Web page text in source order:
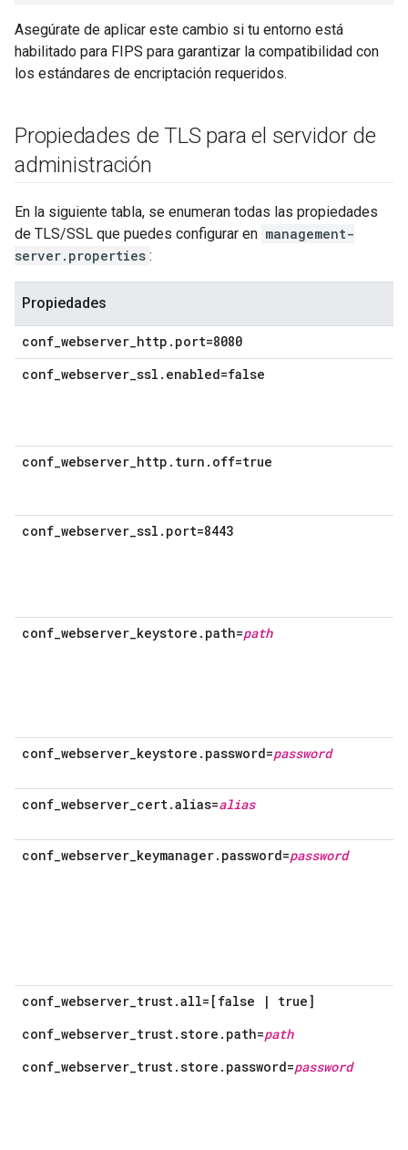
Asegúrate de aplicar este cambio si tu entorno está
habilitado para FIPS para garantizar la compatibilidad con
los estándares de encriptación requeridos.
Propiedades de TLS para el servidor de
administración
En la siguiente tabla, se enumeran todas las propiedades
de TLS/SSL que puedes configurar en management-
server.properties :
Propiedades
conf_webserver_http.port=8080
conf_webserver_ssl.enabled=false
conf_webserver_http.turn.off=true
conf_webserver_ssl.port=8443
conf_webserver_keystore.path=path
conf_webserver_keystore.password=password
conf_webserver_cert.alias=alias
conf_webserver_keymanager.password=password
conf_webserver_trust.all=[false | true]
conf_webserver_trust.store.path=path
conf_webserver_trust.store.password=password